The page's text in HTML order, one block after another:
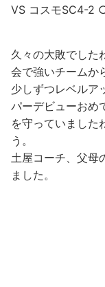
VS コスモSC4-2
久々の大敗でした
会で強いチームか
少しずつレベルア
パーデビューおめ
を守っていました
う。
土屋コーチ、父母
ました。